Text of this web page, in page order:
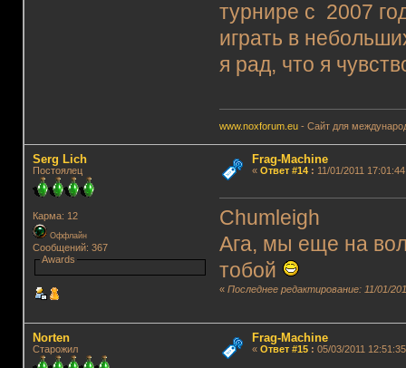
турнире с 2007
играть в
я рад, что я
www.noxforum.eu - Сайт для
Serg Lich
Постоялец
Карма: 12
Оффлайн
Сообщений: 367
Awards
Frag-Machine
« Ответ #14: 11/01/2011
Chumleigh
Ага, мы еще на
тобой
«Последнее редактирование: 11/01/
Norten
Старожил
Frag-Machine
« Ответ #15: 05/03/2011